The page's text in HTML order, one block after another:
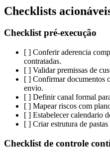
Checklists
Checklist pré-execução
[ ] Conferir aderencia
contratadas.
[ ] Validar premissas de
[ ] Confirmar documentos
envio.
[ ] Definir canal formal
[ ] Mapear riscos com
[ ] Estabelecer calendario
[ ] Criar estrutura de
Checklist de controle